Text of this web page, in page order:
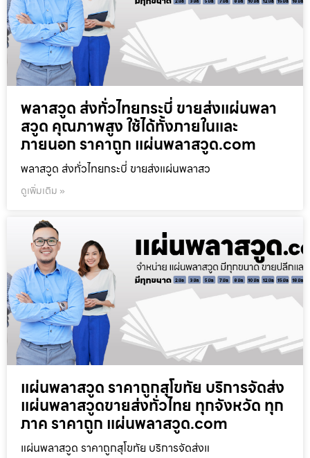
พลาสวูด ส่งทั่วไทยกระบี่ ขายส่งแผ่นพลา
สวูด คุณภาพสูง ใช้ได้ทั้งภายในและ
ภายนอก ราคาถูก แผ่นพลาสวูด.com
พลาสวูด ส่งทั่วไทยกระบี่ ขายส่งแผ่นพลาสว
ดูเพิ่มเติม »
แผ่นพลาสวูด ราคาถูกสุโขทัย บริการจัดส่ง
แผ่นพลาสวูดขายส่งทั่วไทย ทุกจังหวัด ทุก
ภาค ราคาถูก แผ่นพลาสวูด.com
แผ่นพลาสวูด ราคาถูกสุโขทัย บริการจัดส่งแ